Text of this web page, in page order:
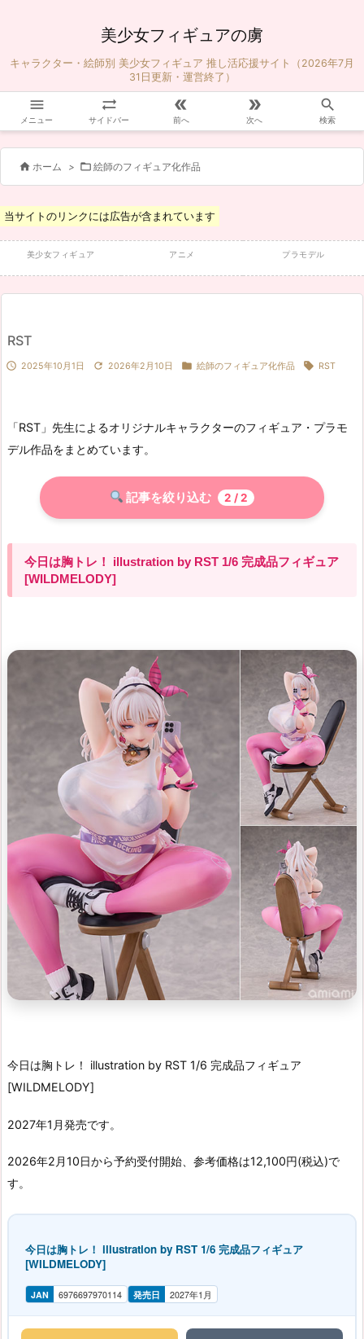
美少女フィギュアの虜
キャラクター・絵師別 美少女フィギュア 推し活応援サイト（2026年7月
31日更新・運営終了）

メニュー

サイドバー

前へ

次へ

検索
 ホーム >  絵師のフィギュア化作品
当サイトのリンクには広告が含まれています
美少女フィギュア アニメ プラモデル
RST
 2025年10月1日  2026年2月10日  絵師のフィギュア化作品  RST
「RST」先生によるオリジナルキャラクターのフィギュア・プラモ
デル作品をまとめています。
記事を絞り込む 2 / 2
今日は胸トレ！ illustration by RST 1/6 完成品フィギュア
[WILDMELODY]
今日は胸トレ！ illustration by RST 1/6 完成品フィギュア
[WILDMELODY]
2027年1月発売です。
2026年2月10日から予約受付開始、参考価格は12,100円(税込)で
す。
今日は胸トレ！ illustration by RST 1/6 完成品フィギュア
[WILDMELODY]
JAN 6976697970114 発売日 2027年1月